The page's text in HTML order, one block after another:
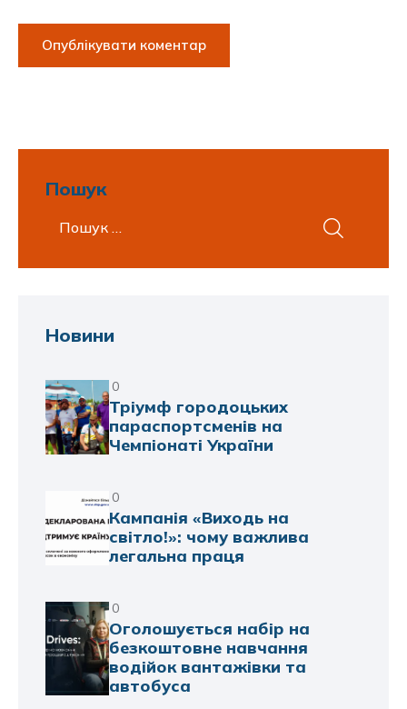
Пошук
Новини
0
Тріумф городоцьких
параспортсменів на
Чемпіонаті України
0
Кампанія «Виходь на
світло!»: чому важлива
легальна праця
0
Оголошується набір на
безкоштовне навчання
водійок вантажівки та
автобуса